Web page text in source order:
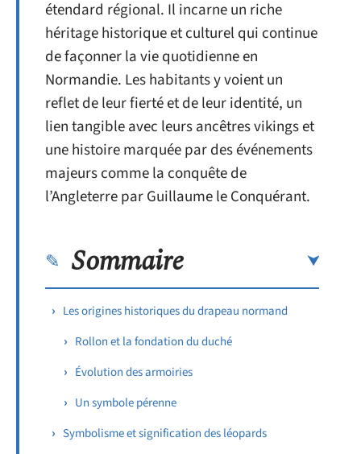
étendard régional. Il incarne un riche
héritage historique et culturel qui continue
de façonner la vie quotidienne en
Normandie. Les habitants y voient un
reflet de leur fierté et de leur identité, un
lien tangible avec leurs ancêtres vikings et
une histoire marquée par des événements
majeurs comme la conquête de
l’Angleterre par Guillaume le Conquérant.
Sommaire
Les origines historiques du drapeau normand
Rollon et la fondation du duché
Évolution des armoiries
Un symbole pérenne
Symbolisme et signification des léopards